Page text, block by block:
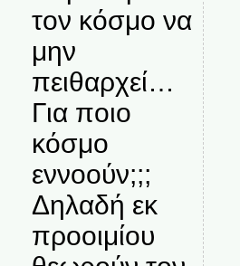
τον κόσμο να
μην
πειθαρχεί…
Για ποιο
κόσμο
εννοούν;;;
Δηλαδή εκ
προοιμίου